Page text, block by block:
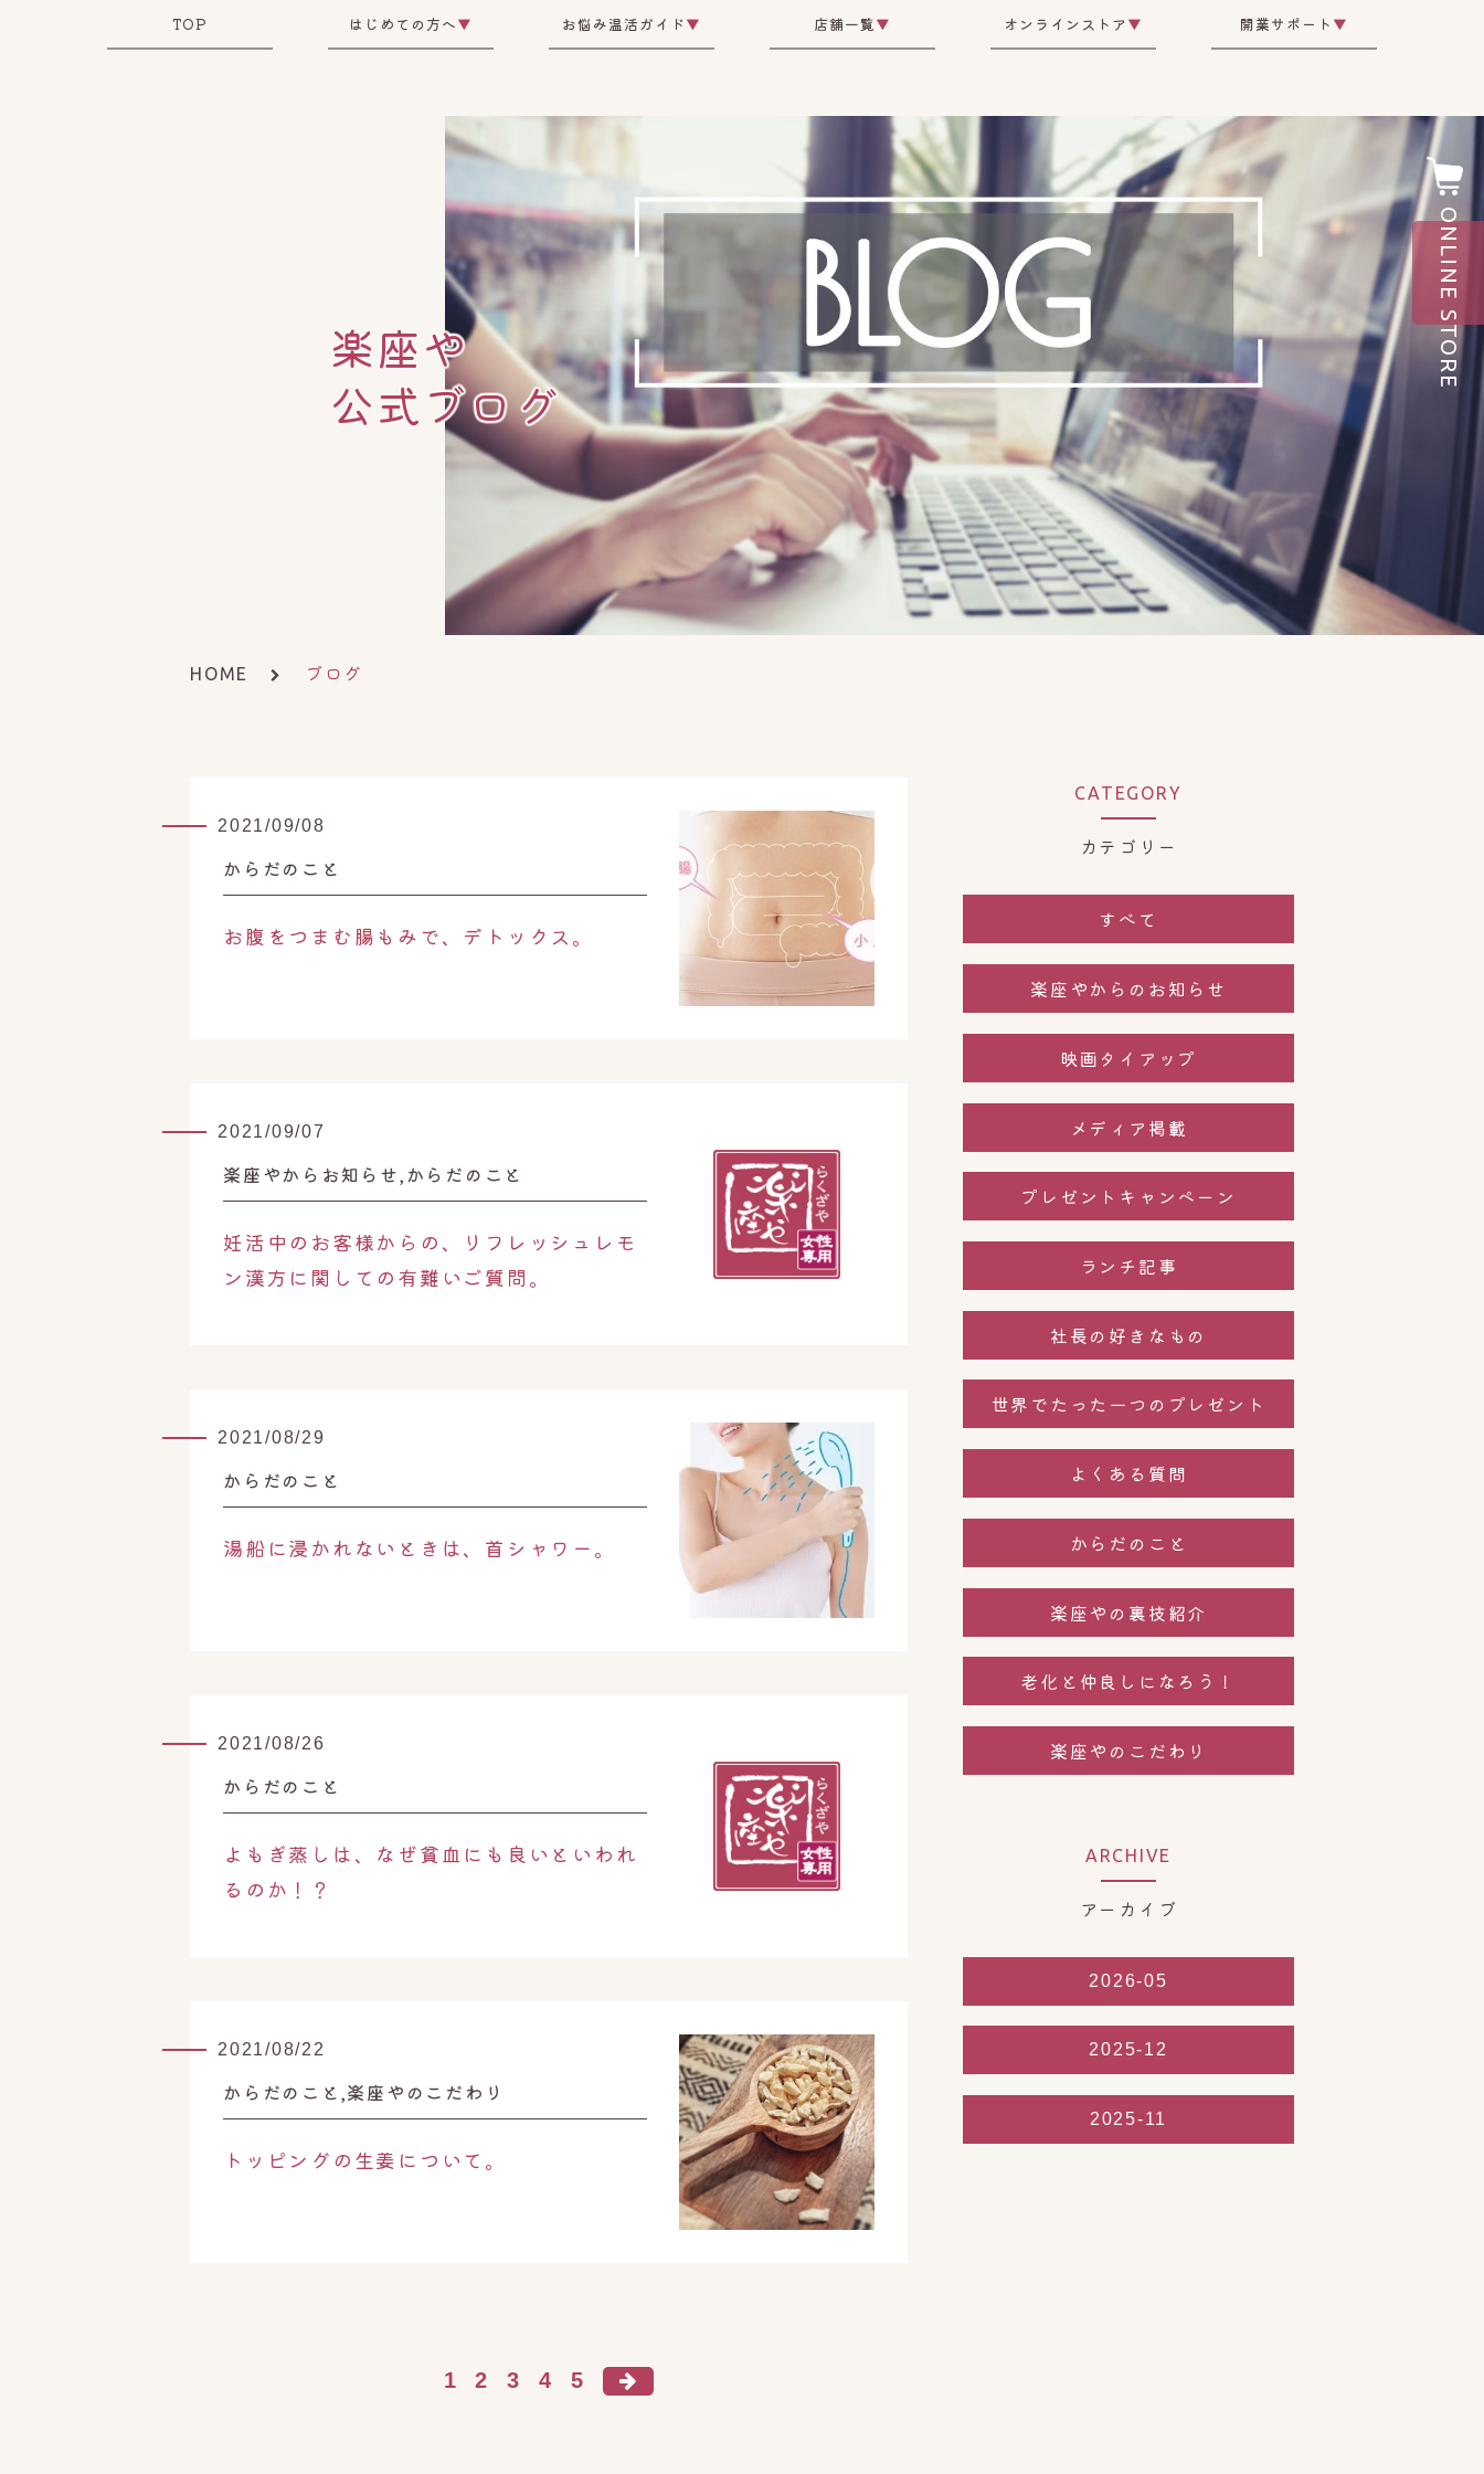
TOP はじめての方へ▼ お悩み温活ガイド▼ 店舗一覧▼ オンラインストア ▼ 開業サポート ▼
楽座や
公式ブログ
HOME ブログ
2021/09/08
からだのこと
お腹をつまむ腸もみで、デトックス。
2021/09/07
楽座やからお知らせ,からだのこと
妊活中のお客様からの、リフレッシュレモ
ン漢方に関しての有難いご質問。
2021/08/29
からだのこと
湯船に浸かれないときは、首シャワー。
2021/08/26
からだのこと
よもぎ蒸しは、なぜ貧血にも良いといわれ
るのか！？
2021/08/22
からだのこと,楽座やのこだわり
トッピングの生姜について。
1 2 3 4 5
CATEGORY
カテゴリー
すべて
楽座やからのお知らせ
映画タイアップ
メディア掲載
プレゼントキャンペーン
ランチ記事
社長の好きなもの
世界でたった一つのプレゼント
よくある質問
からだのこと
楽座やの裏技紹介
老化と仲良しになろう！
楽座やのこだわり
ARCHIVE
アーカイブ
2026-05
2025-12
2025-11
ONLINE STORE